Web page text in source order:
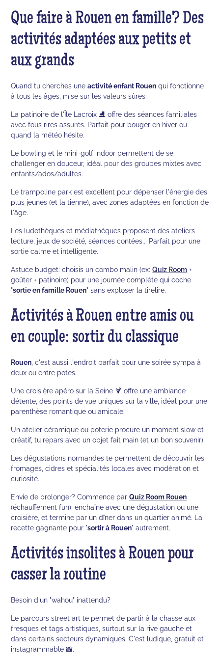
Que faire à Rouen en famille? Des
activités adaptées aux petits et
aux grands
Quand tu cherches uneactivité enfant Rouen qui fonctionne
à tous les âges, mise sur les valeurs sûres:
La patinoire de l'Île Lacroix ⛸️ offre des séances familiales
avec fous rires assurés. Parfait pour bouger en hiver ou
quand la météo hésite.
Le bowling et le mini-golf indoor permettent de se
challenger en douceur, idéal pour des groupes mixtes avec
enfants/ados/adultes.
Le trampoline park est excellent pour dépenser l'énergie des
plus jeunes (et la tienne), avec zones adaptées en fonction de
l'âge.
Les ludothèques et médiathèques proposent des ateliers
lecture, jeux de société, séances contées... Parfait pour une
sortie calme et intelligente.
Astuce budget: choisis un combo malin (ex:Quiz Room +
goûter + patinoire) pour une journée complète qui coche
"sortie en famille Rouen" sans exploser la tirelire.
Activités à Rouen entre amis ou
en couple: sortir du classique
Rouen , c'est aussi l'endroit parfait pour une soirée sympa à
deux ou entre potes.
Une croisière apéro sur la Seine 🍹 offre une ambiance
détente, des points de vue uniques sur la ville, idéal pour une
parenthèse romantique ou amicale.
Un atelier céramique ou poterie procure un moment slow et
créatif, tu repars avec un objet fait main (et un bon souvenir).
Les dégustations normandes te permettent de découvrir les
fromages, cidres et spécialités locales avec modération et
curiosité.
Envie de prolonger? Commence parQuiz Room Rouen
(échauffement fun), enchaîne avec une dégustation ou une
croisière, et termine par un dîner dans un quartier animé. La
recette gagnante pour "sortir à Rouen" autrement.
Activités insolites à Rouen pour
casser la routine
Besoin d'un "wahou" inattendu?
Le parcours street art te permet de partir à la chasse aux
fresques et tags artistiques, surtout sur la rive gauche et
dans certains secteurs dynamiques. C'est ludique, gratuit et
instagrammable 📸.